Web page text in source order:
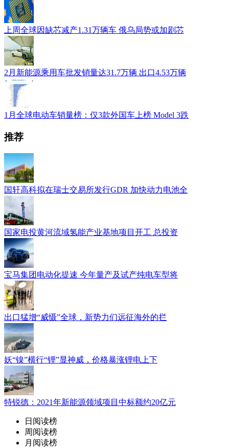
上周全球因缺芯减产1.31万辆车 俄乌局势或加剧芯
2月新能源乘用车批发销量达31.7万辆 出口4.53万辆
1月全球电动车销量榜：仅3款外国车上榜 Model 3跌
推荐
国轩高科拟在瑞士交易所发行GDR 加快动力电池全
国家电投黄河流域氢能产业基地项目开工 总投资
宝马集团电动化提速 今年量产及试产纯电车型将
出口猛增“威慑”全球，新势力们远征海外的拦
妖“镍”横行“锂”显神威，价格暴涨锂电上下
特锐德：2021年新能源领域项目中标额约20亿元
日阅读榜
周阅读榜
月阅读榜